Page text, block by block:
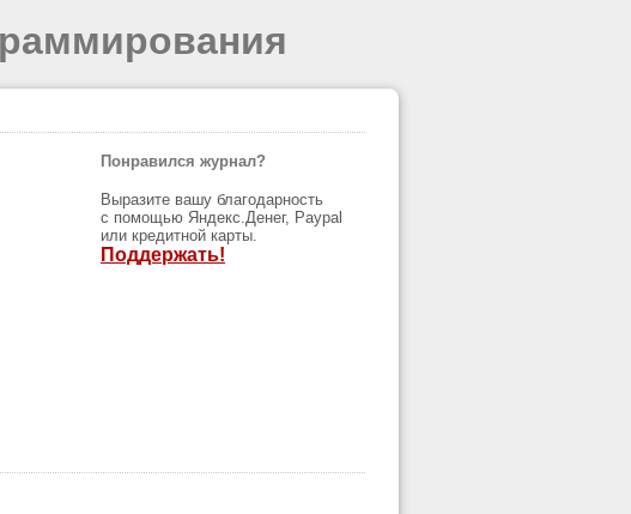
Понравился журнал?
Выразите вашу благодарность
с помощью Яндекс.Денег, Paypal
или кредитной карты.
Поддержать!